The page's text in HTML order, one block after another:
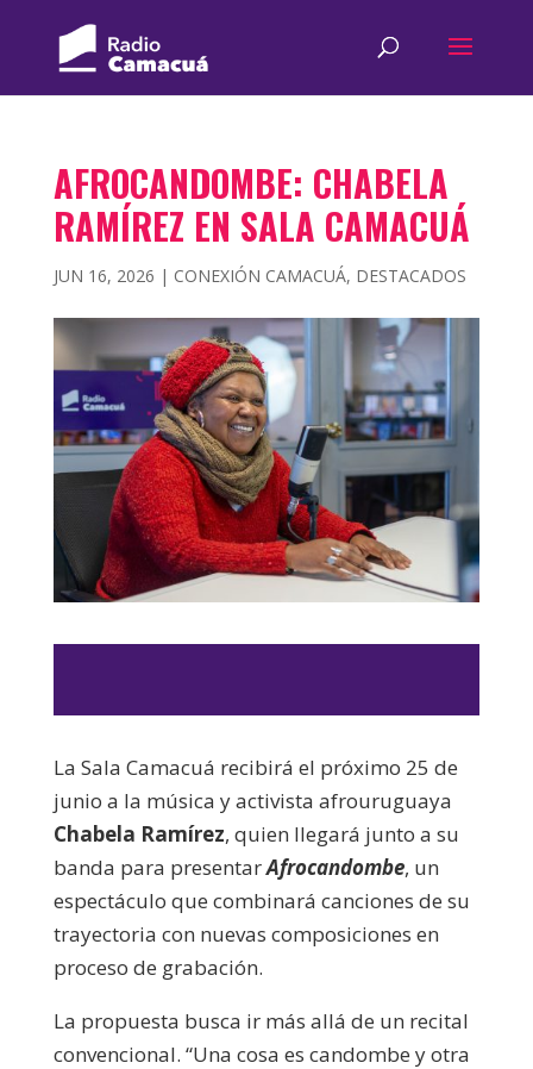
AFROCANDOMBE: CHABELA
RAMÍREZ EN SALA CAMACUÁ
JUN 16, 2026 | CONEXIÓN CAMACUÁ, DESTACADOS
La Sala Camacuá recibirá el próximo 25 de
junio a la música y activista afrouruguaya
Chabela Ramírez, quien llegará junto a su
banda para presentarAfrocandombe, un
espectáculo que combinará canciones de su
trayectoria con nuevas composiciones en
proceso de grabación.
La propuesta busca ir más allá de un recital
convencional. “Una cosa es candombe y otra